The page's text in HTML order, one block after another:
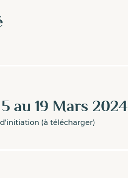
au 19 Mars 2024
(à télécharger)